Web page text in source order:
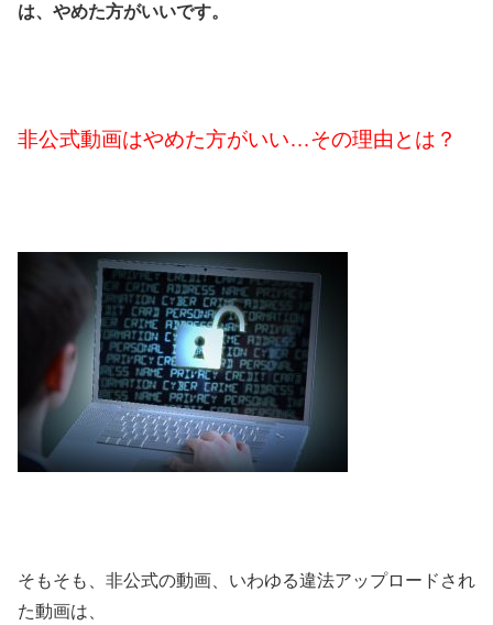
は、やめた方がいいです。
非公式動画はやめた方がいい…その理由とは？
そもそも、非公式の動画、いわゆる違法アップロードされ
た動画は、